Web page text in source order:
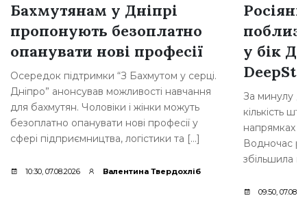
Бахмутянам у Дніпрі
пропонують безоплатно
опанувати нові професії
Осередок підтримки “З Бахмутом у серці.
Дніпро” анонсував можливості навчання
для бахмутян. Чоловіки і жінки можуть
безоплатно опанувати нові професії у
сфері підприємництва, логістики та […]
10:30, 07.08.2026 Валентина Твердохліб
у бік
За минулу
кількість
напрямках
Водночас
збільшила
09:50,